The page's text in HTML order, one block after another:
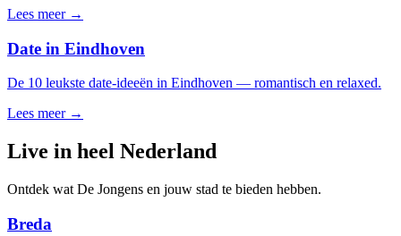
Lees meer →
Date in Eindhoven
De 10 leukste date-ideeën in Eindhoven — romantisch en relaxed.
Lees meer →
Live in heel Nederland
Ontdek wat De Jongens en jouw stad te bieden hebben.
Breda